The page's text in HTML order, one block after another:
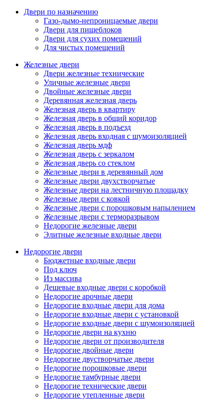
Двери по назначению
Газо-дымо-непроницаемые двери
Двери для пищеблоков
Двери для сухих помещений
Для чистых помещений
Железные двери
Двери железные технические
Уличные железные двери
Двойные железные двери
Деревянная железная дверь
Железная дверь в квартиру
Железная дверь в общий коридор
Железная дверь в подъезд
Железная дверь входная с шумоизоляцией
Железная дверь мдф
Железная дверь с зеркалом
Железная дверь со стеклом
Железные двери в деревянный дом
Железные двери двухстворчатые
Железные двери на лестничную площадку
Железные двери с ковкой
Железные двери с порошковым напылением
Железные двери с терморазрывом
Недорогие железные двери
Элитные железные входные двери
Недорогие двери
Бюджетные входные двери
Под ключ
Из массива
Дешевые входные двери с коробкой
Недорогие арочные двери
Недорогие входные двери для дома
Недорогие входные двери с установкой
Недорогие входные двери с шумоизоляцией
Недорогие двери на кухню
Недорогие двери от производителя
Недорогие двойные двери
Недорогие двустворчатые двери
Недорогие порошковые двери
Недорогие тамбурные двери
Недорогие технические двери
Недорогие утепленные двери